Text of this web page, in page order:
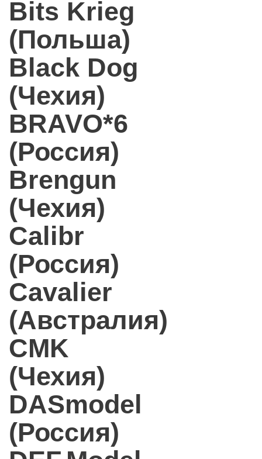
Bits Krieg
(Польша)
Black Dog
(Чехия)
BRAVO*6
(Россия)
Brengun
(Чехия)
Calibr
(Россия)
Cavalier
(Австралия)
CMK
(Чехия)
DASmodel
(Россия)